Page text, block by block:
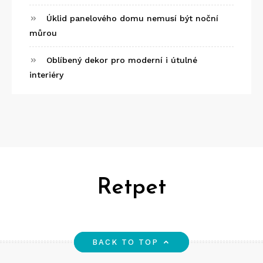
Úklid panelového domu nemusí být noční
můrou
Oblíbený dekor pro moderní i útulné
interiéry
Retpet
BACK TO TOP